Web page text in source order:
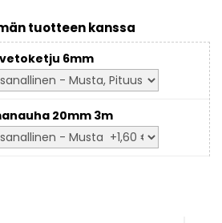
tuotteen kanssa
6mm
20mm 3m